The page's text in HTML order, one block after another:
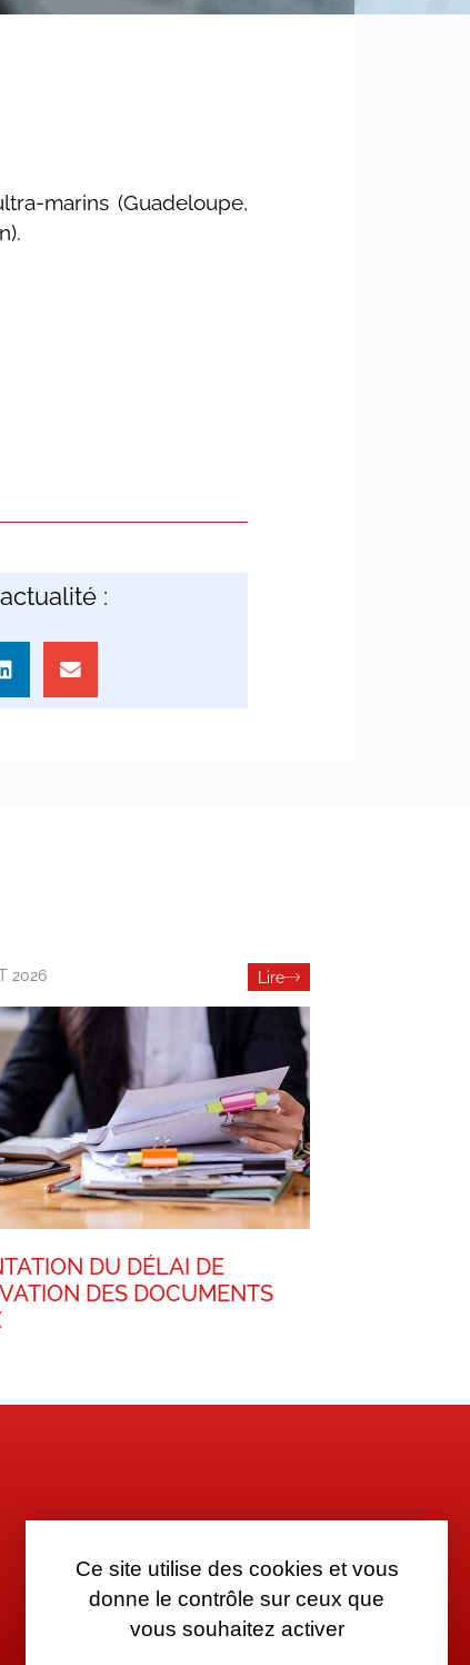
marins (Guadeloupe,
:
2026 Lire
DU DÉLAI DE
DES DOCUMENTS
Ce site utilise des cookies et vous
donne le contrôle sur ceux que
vous souhaitez activer